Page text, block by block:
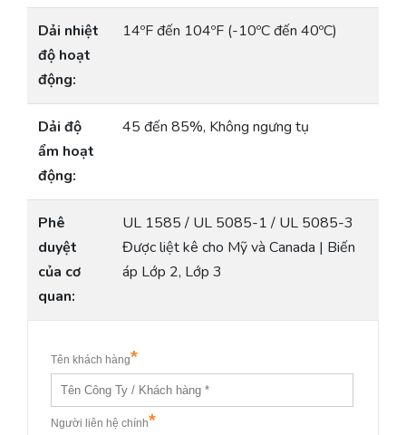
Dải nhiệt
độ hoạt
động:
14ºF đến 104ºF (-10ºC đến 40ºC)
Dải độ
ẩm hoạt
động:
45 đến 85%, Không ngưng tụ
Phê
duyệt
của cơ
quan:
UL 1585 / UL 5085-1 / UL 5085-3
Được liệt kê cho Mỹ và Canada | Biến
áp Lớp 2, Lớp 3